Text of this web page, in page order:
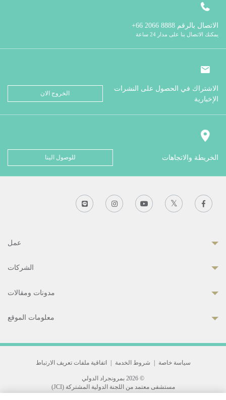
الاتصال بالرقم
يمكنك الاتصال بنا على مدار 24 ساعة
الاشتراك في الحصول على النشرات
الإخبارية
الخروج الان
الخريطة والاتجاهات للوصول الينا
عمل
الشركات
مدونات ومقالات
معلومات الموقع
سياسة خاصة شروط الخدمة اتفاقية ملفات تعريف الارتباط
© 2026 بمرونجراد الدولي
مستشفى معتمد من اللجنة الدولية المشتركة (JCI)